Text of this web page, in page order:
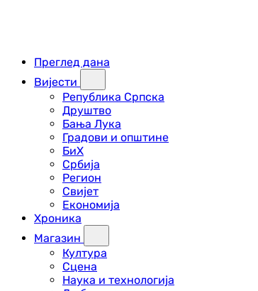
Преглед дана
Вијести
Република Српска
Друштво
Бања Лука
Градови и општине
БиХ
Србија
Регион
Свијет
Економија
Хроника
Магазин
Култура
Сцена
Наука и технологија